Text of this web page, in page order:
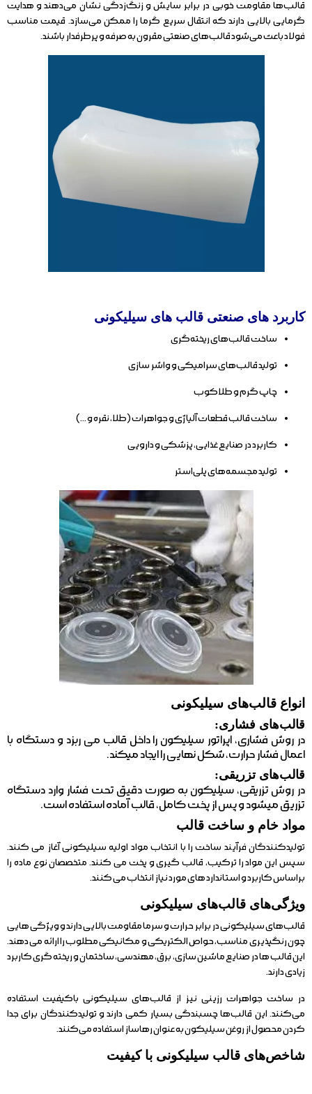
قالب‌ها مقاومت خوبی در برابر سایش و زنگ‌زدگی نشان می‌دهند و هدایت
گرمایی بالایی دارند که انتقال سریع گرما را ممکن می‌سازد. قیمت مناسب
فولاد باعث می‌شود قالب‌های صنعتی مقرون به صرفه و پرطرفدار باشند.
کاربرد های صنعتی قالب های سیلیکونی
ساخت قالب‌های ریخته‌گری
تولید قالب‌های سرامیکی و واشر سازی
چاپ گرم و طلاکوب
ساخت قالب قطعات آلیاژی و جواهرات (طلا، نقره و …)
کاربرد در صنایع غذایی، پزشکی و دارویی
تولید مجسمه‌های پلی‌استر
انواع قالب‌های سیلیکونی
قالب‌های فشاری:
در روش فشاری، اپراتور سیلیکون را داخل قالب می ربزد و دستگاه با
اعمال فشار حرارت، شکل نهایی را ایجاد میکند.
قالب‌های تزریقی:
در روش تزریقی، سیلیکون به صورت دقیق تحت فشار وارد دستگاه
تزریق میشود و پس از پخت کامل، قالب آماده استفاده است.
مواد خام و ساخت قالب
تولیدکنندگان فرآیند ساخت را با انتخاب مواد اولیه سیلیکونی آغاز می کنند.
سپس این مواد را ترکیب، قالب گیری و پخت می کنند. متخصصان نوع ماده را
براساس کاربرد و استاندارد های مورد نیاز انتخاب می کنند.
ویژگی‌های قالب‌های سیلیکونی
قالب‌های سیلیکونی در برابر حرارت و سرما مقاومت بالایی دارند و ویژگی هایی
چون رنگپذیری مناسب، حواص الکتریکی و مکانیکی مطلوب را ارائه می دهند.
این قالب ها در صنایع ماشین سازی، برق، مهندسی، ساختمان و ریخته گری کاربرد
زیادی دارند.
در ساخت جواهرات رزینی نیز از قالب‌های سیلیکونی باکیفیت استفاده
می‌کنند. این قالب‌ها چسبندگی بسیار کمی دارند و تولیدکنندگان برای جدا
کردن محصول از روغن سیلیکون به عنوان رهاساز استفاده می‌کنند.
شاخص‌های قالب سیلیکونی با کیفیت